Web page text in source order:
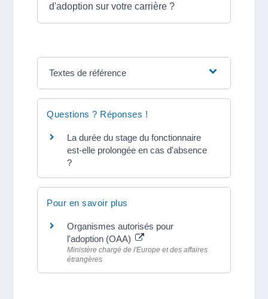
d'adoption sur votre carrière ?
Textes de référence
Questions ? Réponses !
La durée du stage du fonctionnaire
est-elle prolongée en cas d'absence
?
Pour en savoir plus
Organismes autorisés pour
l'adoption (OAA)
Ministère chargé de l'Europe et des affaires
étrangères